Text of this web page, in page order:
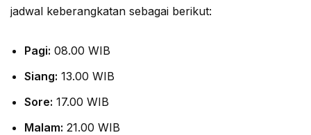
jadwal keberangkatan sebagai berikut:
Pagi: 08.00 WIB
Siang: 13.00 WIB
Sore: 17.00 WIB
Malam: 21.00 WIB